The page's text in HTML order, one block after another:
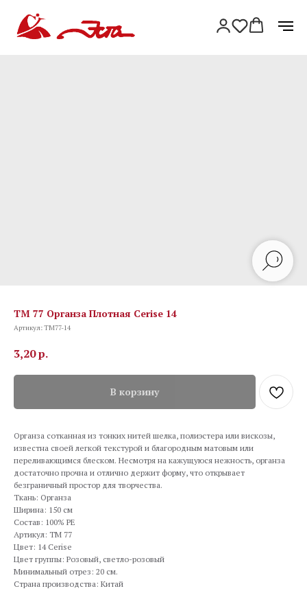
TM 77 Органза Плотная Cerise 14
Артикул:TM77-14
3,20р.
В корзину
Органза сотканная из тонких нитей шелка, полиэстера или вискозы,
известна своей легкой текстурой и благородным матовым или
переливающимся блеском. Несмотря на кажущуюся нежность, органза
достаточно прочна и отлично держит форму, что открывает
безграничный простор для творчества.
Ткань: Органза
Ширина: 150 см
Состав: 100% PE
Артикул: TM 77
Цвет: 14 Cerise
Цвет группы: Розовый, светло-розовый
Минимальный отрез: 20 см.
Страна производства: Китай